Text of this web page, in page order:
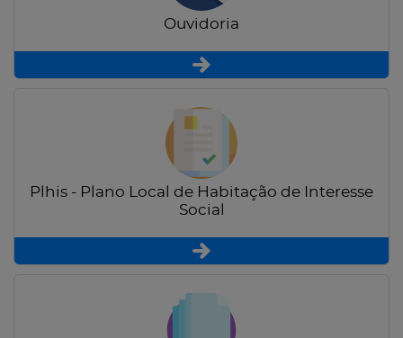
Ouvidoria
Plhis - Plano Local de Habitação de Interesse
Social